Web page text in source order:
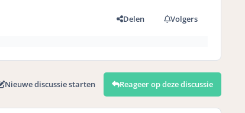
Delen Volgers
Nieuwe discussie starten Reageer op deze discussie